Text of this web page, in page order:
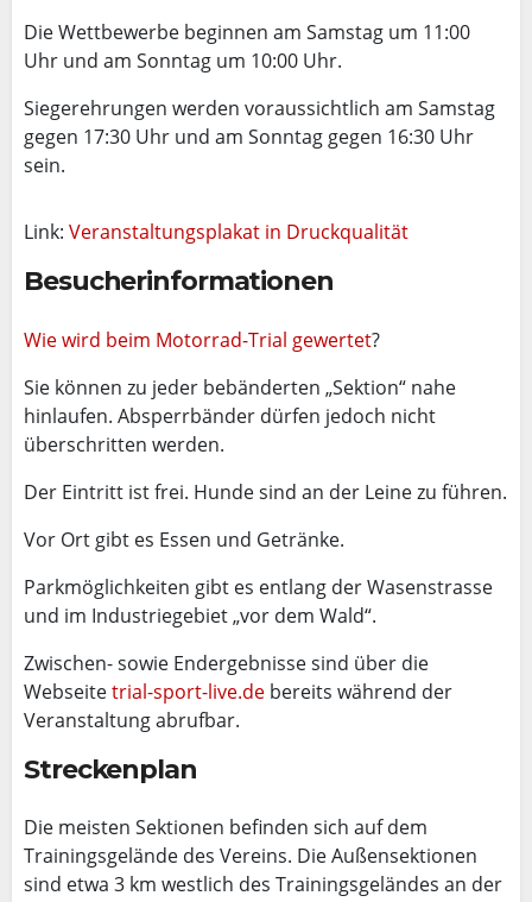
Die Wettbewerbe beginnen am Samstag um 11:00
Uhr und am Sonntag um 10:00 Uhr.
Siegerehrungen werden voraussichtlich am Samstag
gegen 17:30 Uhr und am Sonntag gegen 16:30 Uhr
sein.
Link: Veranstaltungsplakat in Druckqualität
Besucherinformationen
Wie wird beim Motorrad-Trial gewertet?
Sie können zu jeder bebänderten „Sektion“ nahe
hinlaufen. Absperrbänder dürfen jedoch nicht
überschritten werden.
Der Eintritt ist frei. Hunde sind an der Leine zu führen.
Vor Ort gibt es Essen und Getränke.
Parkmöglichkeiten gibt es entlang der Wasenstrasse
und im Industriegebiet „vor dem Wald“.
Zwischen- sowie Endergebnisse sind über die
Webseitetrial-sport-live.de bereits während der
Veranstaltung abrufbar.
Streckenplan
Die meisten Sektionen befinden sich auf dem
Trainingsgelände des Vereins. Die Außensektionen
sind etwa 3 km westlich des Trainingsgeländes an der